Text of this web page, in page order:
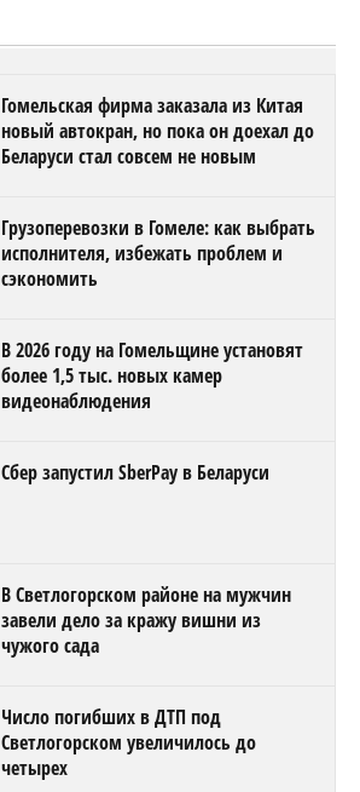
Гомельская фирма заказала из Китая
новый автокран, но пока он доехал до
Беларуси стал совсем не новым
Грузоперевозки в Гомеле: как выбрать
исполнителя, избежать проблем и
сэкономить
В 2026 году на Гомельщине установят
более 1,5 тыс. новых камер
видеонаблюдения
Сбер запустил SberPay в Беларуси
В Светлогорском районе на мужчин
завели дело за кражу вишни из
чужого сада
Число погибших в ДТП под
Светлогорском увеличилось до
четырех